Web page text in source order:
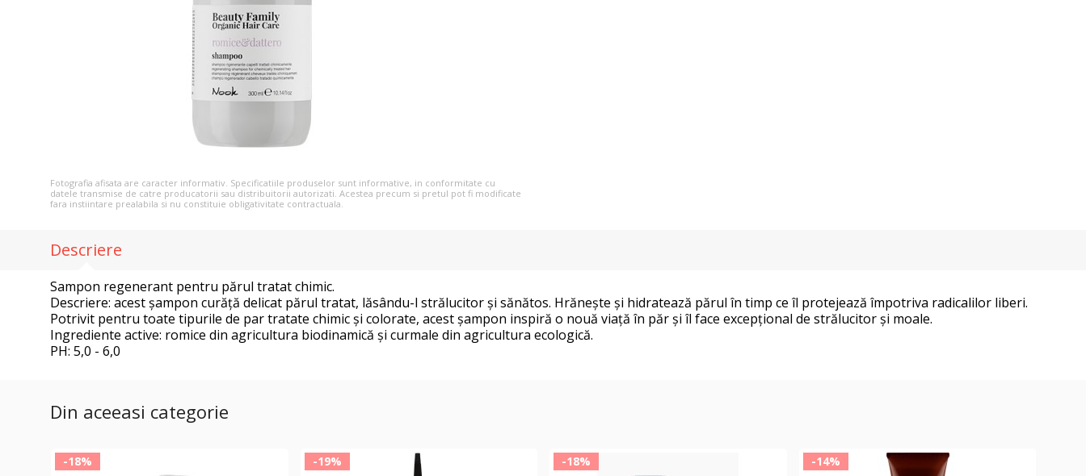
Fotografia afisata are caracter informativ. Specificatiile produselor sunt informative, in conformitate cu
datele transmise de catre producatorii sau distribuitorii autorizati. Acestea precum si pretul pot fi modificate
fara instiintare prealabila si nu constituie obligativitate contractuala.
Descriere
Sampon regenerant pentru părul tratat chimic.
Descriere: acest șampon curăță delicat părul tratat, lăsându-l strălucitor și sănătos. Hrănește și hidratează părul în timp ce îl protejează împotriva radicalilor liberi.
Potrivit pentru toate tipurile de par tratate chimic și colorate, acest șampon inspiră o nouă viață în păr și îl face excepțional de strălucitor și moale.
Ingrediente active: romice din agricultura biodinamică și curmale din agricultura ecologică.
PH: 5,0 - 6,0
Din aceeasi categorie
-18% -19% -18% -14%